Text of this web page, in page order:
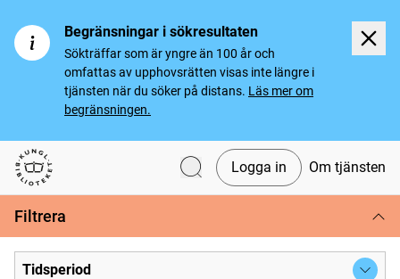
Begränsningar i sökresultaten
Sökträffar som är yngre än 100 år och
omfattas av upphovsrätten visas inte längre i
tjänsten när du söker på distans. Läs mer om
begränsningen.
Svenska tidningar
Logga in Om tjänsten
Filtrera
Tidsperiod